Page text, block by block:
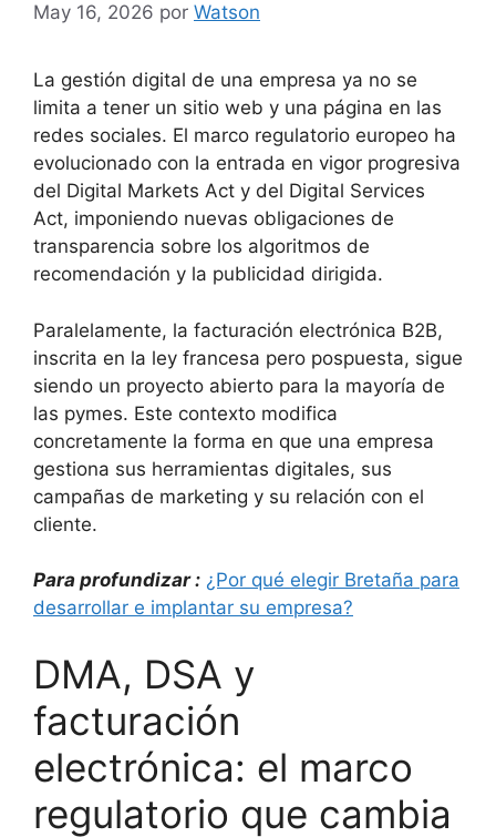
May 16, 2026 por Watson
La gestión digital de una empresa ya no se
limita a tener un sitio web y una página en las
redes sociales. El marco regulatorio europeo ha
evolucionado con la entrada en vigor progresiva
del Digital Markets Act y del Digital Services
Act, imponiendo nuevas obligaciones de
transparencia sobre los algoritmos de
recomendación y la publicidad dirigida.
Paralelamente, la facturación electrónica B2B,
inscrita en la ley francesa pero pospuesta, sigue
siendo un proyecto abierto para la mayoría de
las pymes. Este contexto modifica
concretamente la forma en que una empresa
gestiona sus herramientas digitales, sus
campañas de marketing y su relación con el
cliente.
Para profundizar : ¿Por qué elegir Bretaña para
desarrollar e implantar su empresa?
DMA, DSA y
facturación
electrónica: el marco
regulatorio que cambia